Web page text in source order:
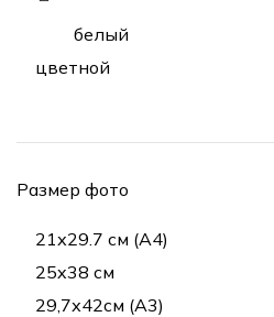
белый
цветной
Размер фото
21х29.7 см (А4)
25x38 см
29,7х42см (А3)